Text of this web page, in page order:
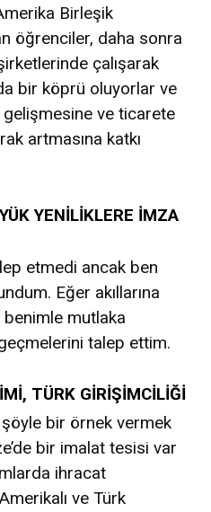
Birleşik
öğrenciler, daha sonra
çalışarak
bir köprü oluyorlar ve
gelişmesine ve ticarete
artmasına katkı
YENİLİKLERE İMZA
etmedi ancak ben
Eğer akıllarına
mutlaka
talep ettim.
TÜRK GİRİŞİMCİLİĞİ
bir örnek vermek
bir imalat tesisi var
ihracat
ve Türk